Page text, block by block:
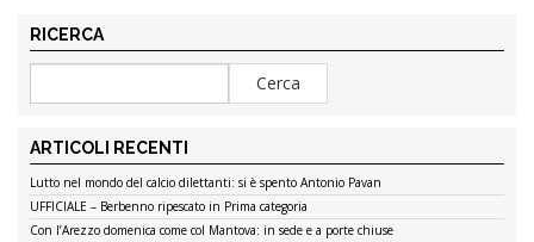
RICERCA
ARTICOLI RECENTI
Lutto nel mondo del calcio dilettanti: si è spento Antonio Pavan
UFFICIALE – Berbenno ripescato in Prima categoria
Con l’Arezzo domenica come col Mantova: in sede e a porte chiuse